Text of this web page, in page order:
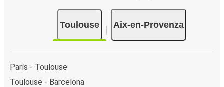
Toulouse Aix-en-Provenza
París - Toulouse
Toulouse - Barcelona